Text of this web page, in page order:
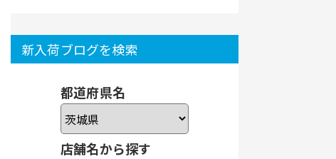
新入荷ブログを検索
都道府県名
店舗名から探す